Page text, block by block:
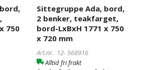
750
bord-
LxBxH
1771
750
Sittegruppe Ada, bord,
2 benker, teakfarget,
bord-LxBxH 1771 x 750
x 720 mm
Art.nr. 12-568916
Alltid fri frakt